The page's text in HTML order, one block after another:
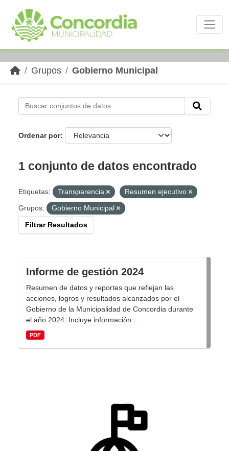
Grupos Gobierno Municipal
Ordenar por
1 conjunto de datos encontrado
Etiquetas: Transparencia
Resumen ejecutivo
Grupos:
Gobierno Municipal
Filtrar Resultados
Informe de gestión 2024
Resumen de datos y reportes que reflejan las
acciones, logros y resultados alcanzados por el
Gobierno de la Municipalidad de Concordia durante
el año 2024. Incluye información...
PDF